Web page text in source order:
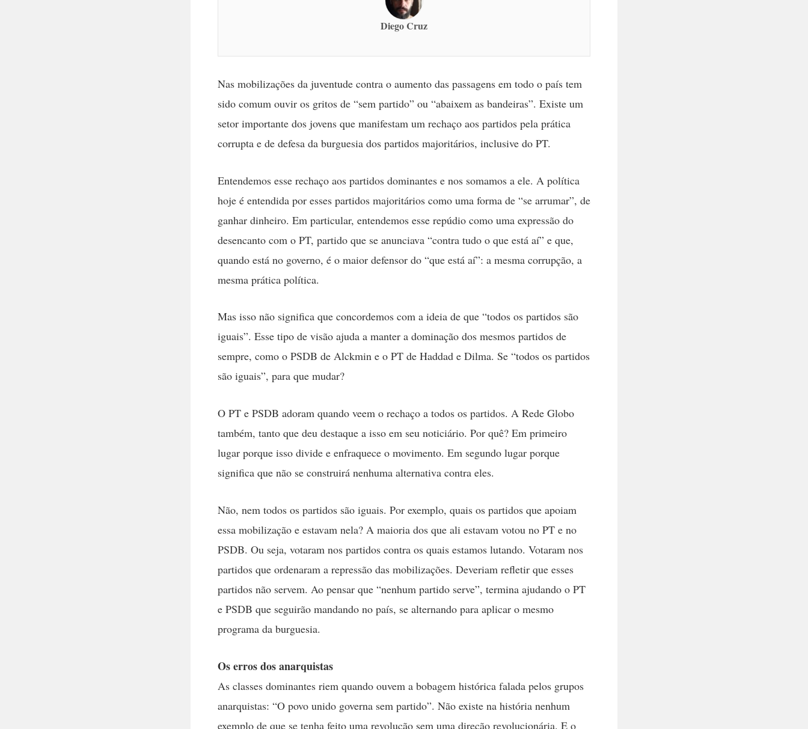
Diego Cruz
Nas mobilizações da juventude contra o aumento das passagens em todo o país tem
sido comum ouvir os gritos de “sem partido” ou “abaixem as bandeiras”. Existe um
setor importante dos jovens que manifestam um rechaço aos partidos pela prática
corrupta e de defesa da burguesia dos partidos majoritários, inclusive do PT.
Entendemos esse rechaço aos partidos dominantes e nos somamos a ele. A política
hoje é entendida por esses partidos majoritários como uma forma de “se arrumar”, de
ganhar dinheiro. Em particular, entendemos esse repúdio como uma expressão do
desencanto com o PT, partido que se anunciava “contra tudo o que está aí” e que,
quando está no governo, é o maior defensor do “que está aí”: a mesma corrupção, a
mesma prática política.
Mas isso não significa que concordemos com a ideia de que “todos os partidos são
iguais”. Esse tipo de visão ajuda a manter a dominação dos mesmos partidos de
sempre, como o PSDB de Alckmin e o PT de Haddad e Dilma. Se “todos os partidos
são iguais”, para que mudar?
O PT e PSDB adoram quando veem o rechaço a todos os partidos. A Rede Globo
também, tanto que deu destaque a isso em seu noticiário. Por quê? Em primeiro
lugar porque isso divide e enfraquece o movimento. Em segundo lugar porque
significa que não se construirá nenhuma alternativa contra eles.
Não, nem todos os partidos são iguais. Por exemplo, quais os partidos que apoiam
essa mobilização e estavam nela? A maioria dos que ali estavam votou no PT e no
PSDB. Ou seja, votaram nos partidos contra os quais estamos lutando. Votaram nos
partidos que ordenaram a repressão das mobilizações. Deveriam refletir que esses
partidos não servem. Ao pensar que “nenhum partido serve”, termina ajudando o PT
e PSDB que seguirão mandando no país, se alternando para aplicar o mesmo
programa da burguesia.
Os erros dos anarquistas
As classes dominantes riem quando ouvem a bobagem histórica falada pelos grupos
anarquistas: “O povo unido governa sem partido”. Não existe na história nenhum
exemplo de que se tenha feito uma revolução sem uma direção revolucionária. E o